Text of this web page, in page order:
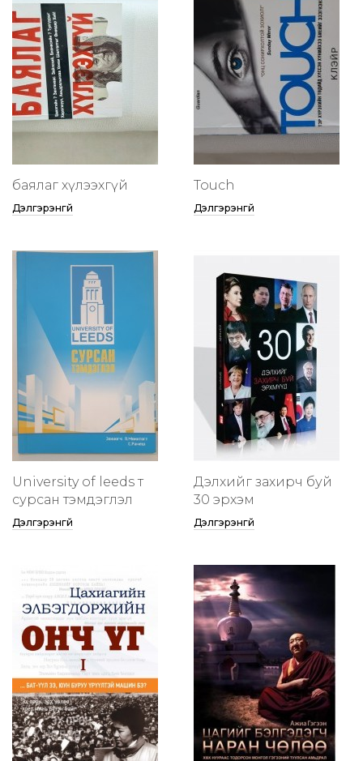
баялаг хүлээхгүй
Дэлгэрэнгүй
Touch
Дэлгэрэнгүй
University of leeds т
сурсан тэмдэглэл
Дэлгэрэнгүй
Дэлхийг захирч буй
30 эрхэм
Дэлгэрэнгүй